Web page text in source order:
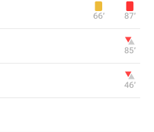
66‎’‎ 87‎’‎
85‎’‎
46‎’‎